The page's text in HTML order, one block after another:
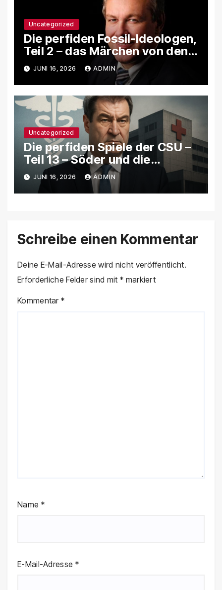
Uncategorized
Die perfiden Fossil-Ideologen,
Teil 2 – das Märchen von den
eFuels
JUNI 16, 2026 ADMIN
Uncategorized
Die perfiden Spiele der CSU –
Teil 13 – Söder und die
Pharma- & Gesundheitslobby
JUNI 16, 2026 ADMIN
Schreibe einen Kommentar
Deine E-Mail-Adresse wird nicht veröffentlicht.
Erforderliche Felder sind mit* markiert
Kommentar*
Name *
E-Mail-Adresse *